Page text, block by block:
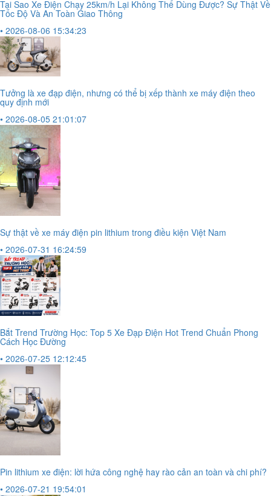
Tại Sao Xe Điện Chạy 25km/h Lại Không Thể Dùng Được? Sự Thật Về
Tốc Độ Và An Toàn Giao Thông
• 2026-08-06 15:34:23
Tưởng là xe đạp điện, nhưng có thể bị xếp thành xe máy điện theo
quy định mới
• 2026-08-05 21:01:07
Sự thật về xe máy điện pin lithium trong điều kiện Việt Nam
• 2026-07-31 16:24:59
Bắt Trend Trường Học: Top 5 Xe Đạp Điện Hot Trend Chuẩn Phong
Cách Học Đường
• 2026-07-25 12:12:45
Pin lithium xe điện: lời hứa công nghệ hay rào cản an toàn và chi phí?
• 2026-07-21 19:54:01